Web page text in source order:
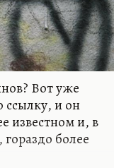
Вот уже
ссылку, и он
известном и, в
более